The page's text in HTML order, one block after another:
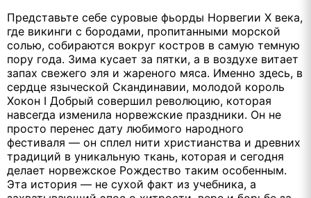
Представьте себе суровые фьорды Норвегии X века,
где викинги с бородами, пропитанными морской
солью, собираются вокруг костров в самую темную
пору года. Зима кусает за пятки, а в воздухе витает
запах свежего эля и жареного мяса. Именно здесь, в
сердце языческой Скандинавии, молодой король
Хокон I Добрый совершил революцию, которая
навсегда изменила норвежские праздники. Он не
просто перенес дату любимого народного
фестиваля — он сплел нити христианства и древних
традиций в уникальную ткань, которая и сегодня
делает норвежское Рождество таким особенным.
Эта история — не сухой факт из учебника, а